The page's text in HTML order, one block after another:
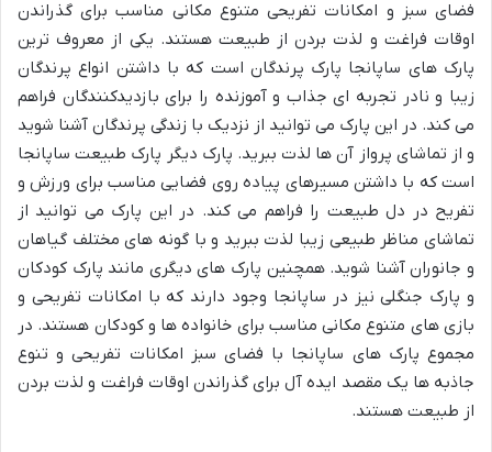
فضای سبز و امکانات تفریحی متنوع مکانی مناسب برای گذراندن
اوقات فراغت و لذت بردن از طبیعت هستند. یکی از معروف ترین
پارک های ساپانجا پارک پرندگان است که با داشتن انواع پرندگان
زیبا و نادر تجربه ای جذاب و آموزنده را برای بازدیدکنندگان فراهم
می کند. در این پارک می توانید از نزدیک با زندگی پرندگان آشنا شوید
و از تماشای پرواز آن ها لذت ببرید. پارک دیگر پارک طبیعت ساپانجا
است که با داشتن مسیرهای پیاده روی فضایی مناسب برای ورزش و
تفریح در دل طبیعت را فراهم می کند. در این پارک می توانید از
تماشای مناظر طبیعی زیبا لذت ببرید و با گونه های مختلف گیاهان
و جانوران آشنا شوید. همچنین پارک های دیگری مانند پارک کودکان
و پارک جنگلی نیز در ساپانجا وجود دارند که با امکانات تفریحی و
بازی های متنوع مکانی مناسب برای خانواده ها و کودکان هستند. در
مجموع پارک های ساپانجا با فضای سبز امکانات تفریحی و تنوع
جاذبه ها یک مقصد ایده آل برای گذراندن اوقات فراغت و لذت بردن
از طبیعت هستند.